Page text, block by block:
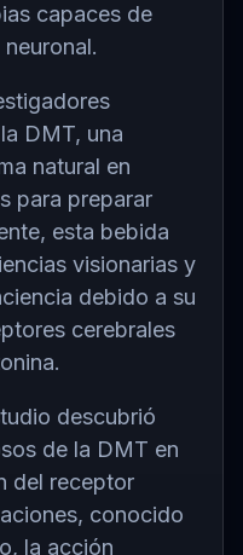
capaces de
DMT, una
natural en
para preparar
esta bebida
visionarias y
debido a su
cerebrales
descubrió
de la DMT en
del receptor
conocido
la acción